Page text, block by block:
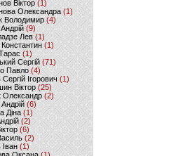
Віктор (1)
Олександра(1)
Володимир(4)
(9)
Лев (1)
(1)
(1)
Сергій (71)
Павло (4)
Ігорович (1)
Віктор(25)
Олександр(2)
(6)
Діна(1)
(2)
(6)
(2)
(1)